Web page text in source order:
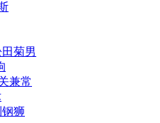
田菊男
兼常
钢狮